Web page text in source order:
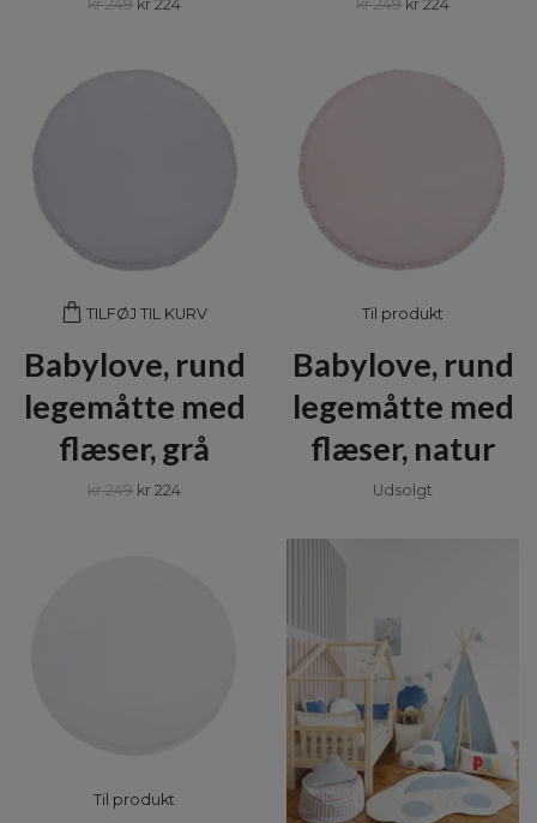
kr 249 kr 224 kr 249 kr 224
TILFØJ TIL KURV
Babylove, rund
legemåtte med
flæser, grå
kr 249 kr 224
Til produkt
Babylove, rund
legemåtte med
flæser, natur
Udsolgt
Til produkt